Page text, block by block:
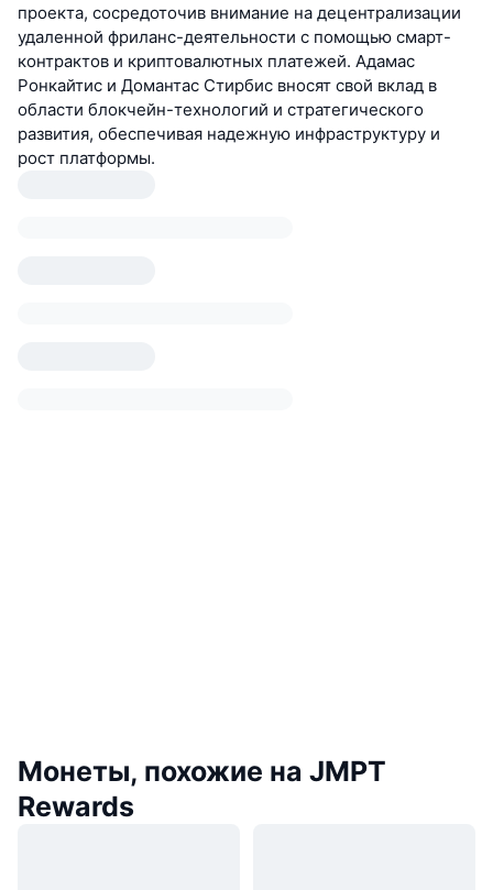
проекта, сосредоточив внимание на децентрализации
удаленной фриланс-деятельности с помощью смарт-
контрактов и криптовалютных платежей. Адамас
Ронкайтис и Домантас Стирбис вносят свой вклад в
области блокчейн-технологий и стратегического
развития, обеспечивая надежную инфраструктуру и
рост платформы.
Монеты, похожие на JMPT
Rewards